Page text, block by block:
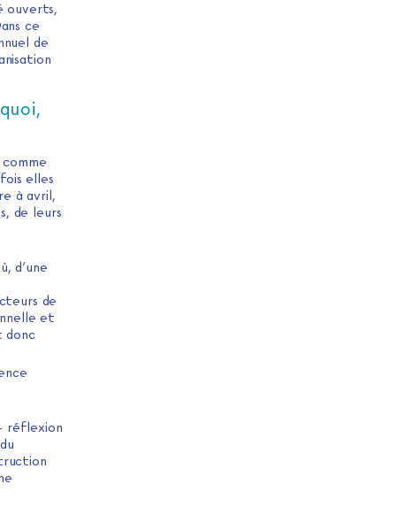
ouverts,
ce
de
elles
à avril,
de leurs
d’une
de
et
donc
réflexion